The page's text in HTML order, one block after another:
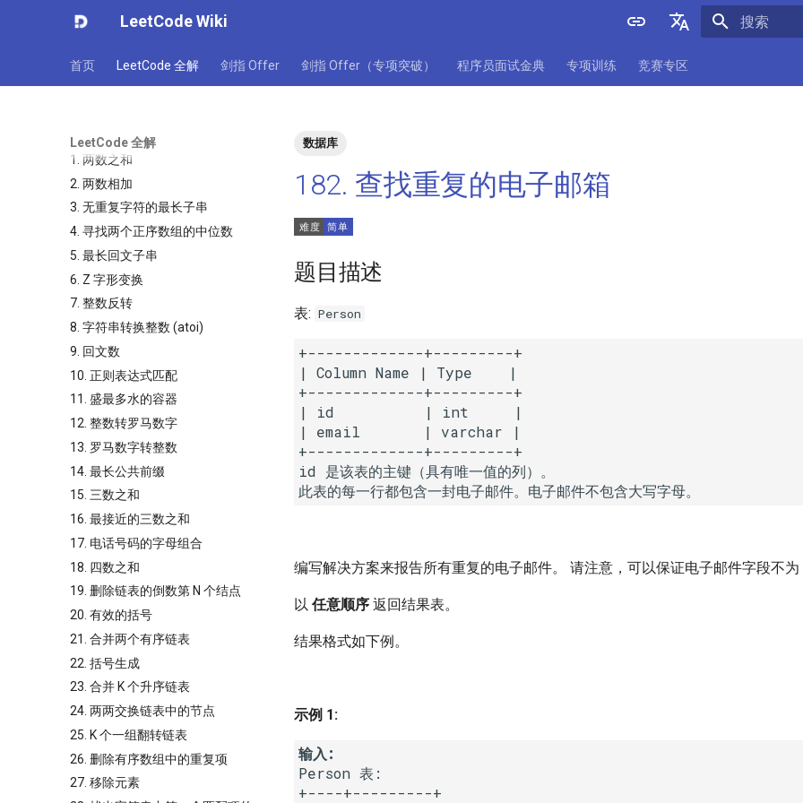
LeetCode Wiki
English
首页 LeetCode 全解 剑指 Offer 剑指 Offer（专项突破） 程序员面试金典 专项训练 竞赛专区
LeetCode 全解
1. 两数之和
2. 两数相加
3. 无重复字符的最长子串
4. 寻找两个正序数组的中位数
5. 最长回文子串
6. Z 字形变换
7. 整数反转
8. 字符串转换整数 (atoi)
9. 回文数
10. 正则表达式匹配
11. 盛最多水的容器
12. 整数转罗马数字
13. 罗马数字转整数
14. 最长公共前缀
15. 三数之和
16. 最接近的三数之和
17. 电话号码的字母组合
18. 四数之和
19. 删除链表的倒数第 N 个结点
20. 有效的括号
21. 合并两个有序链表
22. 括号生成
23. 合并 K 个升序链表
24. 两两交换链表中的节点
25. K 个一组翻转链表
26. 删除有序数组中的重复项
27. 移除元素
数据库
182. 查找重复的电子邮箱
题目描述
表: Person
+-------------+---------+
| Column Name | Type    |
+-------------+---------+
| id          | int     |
| email       | varchar |
+-------------+---------+
id 是该表的主键（具有唯一值的列）。
编写解决方案来报告所有重复的电子邮件。 请注意，可以保证电子邮件字段不为
以 任意顺序 返回结果表。
结果格式如下例。
示例 1:
输入:
Person 表:
+----+---------+